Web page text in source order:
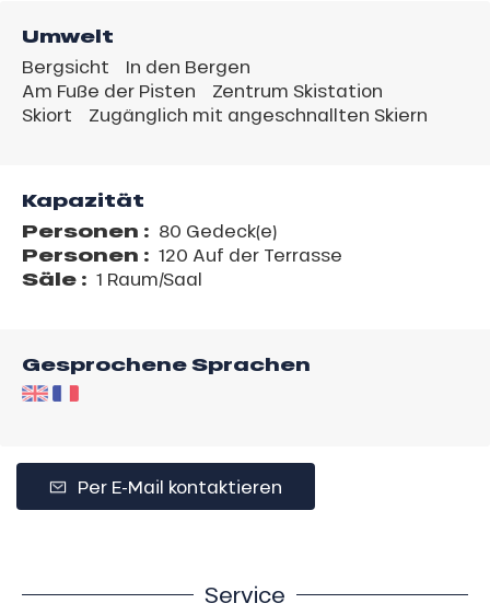
Umwelt
Bergsicht
In den Bergen
Am Fuße der Pisten
Zentrum Skistation
Skiort
Zugänglich mit angeschnallten Skiern
Kapazität
Personen : 80 Gedeck(e)
Personen : 120 Auf der Terrasse
Säle : 1 Raum/Saal
Gesprochene Sprachen
Per E-Mail kontaktieren
Service